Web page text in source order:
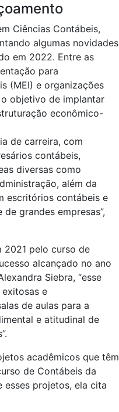
Ciências Contábeis,
algumas novidades
em 2022. Entre as
para
(MEI) e organizações
objetivo de implantar
econômico-
de carreira, com
contábeis,
diversas como
além da
escritórios contábeis e
grandes empresas”,
2021 pelo curso de
alcançado no ano
Siebra, “esse
e
de aulas para a
e atitudinal de
acadêmicos que têm
de Contábeis da
esses projetos, ela cita